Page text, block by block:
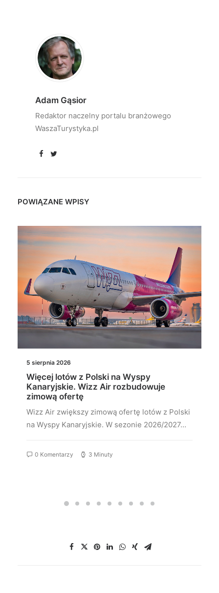
Adam Gąsior
Redaktor naczelny portalu branżowego
WaszaTurystyka.pl
POWIĄZANE WPISY
5 sierpnia 2026
Więcej lotów z Polski na Wyspy
Kanaryjskie. Wizz Air rozbudowuje
zimową ofertę
Wizz Air zwiększy zimową ofertę lotów z Polski
na Wyspy Kanaryjskie. W sezonie 2026/2027…
0 Komentarzy 3 Minuty